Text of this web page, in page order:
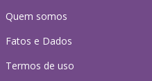
Quem somos
Fatos e Dados
Termos de uso